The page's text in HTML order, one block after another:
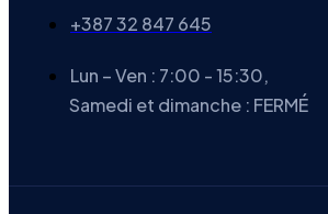
+387 32 847 645
Lun – Ven : 7:00 - 15:30,
Samedi et dimanche : FERMÉ